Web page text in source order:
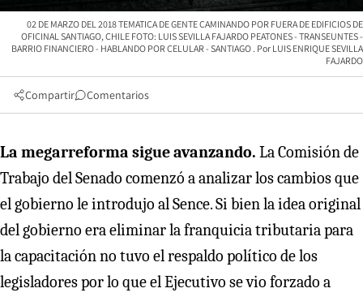
02 DE MARZO DEL 2018 TEMATICA DE GENTE CAMINANDO POR FUERA DE EDIFICIOS DE
OFICINAL SANTIAGO, CHILE FOTO: LUIS SEVILLA FAJARDO PEATONES - TRANSEUNTES -
BARRIO FINANCIERO - HABLANDO POR CELULAR - SANTIAGO
LUIS ENRIQUE SEVILLA
FAJARDO
Compartir Comentarios
La megarreforma sigue avanzando. La Comisión de
Trabajo del Senado comenzó a analizar los cambios que
el gobierno le introdujo al Sence. Si bien la idea original
del gobierno era eliminar la franquicia tributaria para
la capacitación no tuvo el respaldo político de los
legisladores por lo que el Ejecutivo se vio forzado a